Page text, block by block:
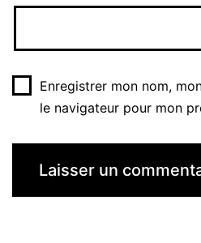
Enregistrer mon nom,
le navigateur pour mon